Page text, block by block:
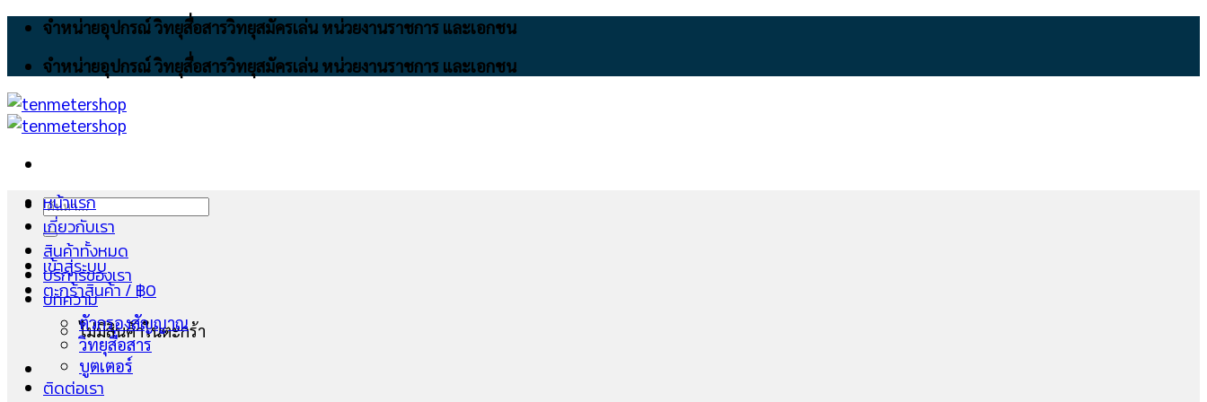
Skip
content
จำหน่ายอุปกรณ์ วิทยุสื่อสารวิทยุสมัครเล่น หน่วยงานราชการ และเอกชน
จำหน่ายอุปกรณ์ วิทยุสื่อสารวิทยุสมัครเล่น หน่วยงานราชการ และเอกชน
ค้นหา:
เข้าสู่ระบบ
ตะกร้าสินค้า /฿0
ไม่มีสินค้าในตะกร้า
หน้าแรก
เกี่ยวกับเรา
สินค้าทั้งหมด
บริการของเรา
บทความ
ตัวกรองสัญญาณ
วิทยุสื่อสาร
บูตเตอร์
ติดต่อเรา